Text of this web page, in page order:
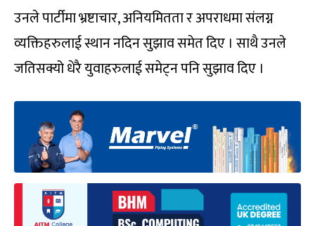
उनले पार्टीमा भ्रष्टाचार, अनियमितता र अपराधमा संलग्न
व्यक्तिहरुलाई स्थान नदिन सुझाव समेत दिए । साथै उनले
जतिसक्यो धेरै युवाहरुलाई समेट्न पनि सुझाव दिए ।